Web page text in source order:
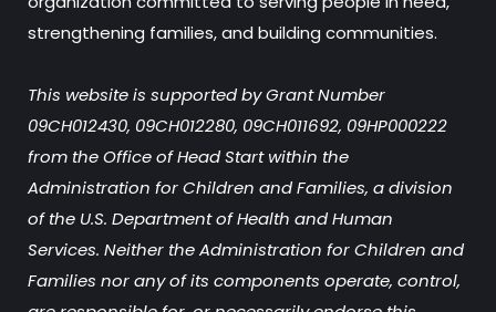
strengthening families, and building communities.
This website is supported by Grant Number
09CH012430, 09CH012280, 09CH011692, 09HP000222
from the Office of Head Start within the
Administration for Children and Families, a division
of the U.S. Department of Health and Human
Services. Neither the Administration for Children and
Families nor any of its components operate, control,